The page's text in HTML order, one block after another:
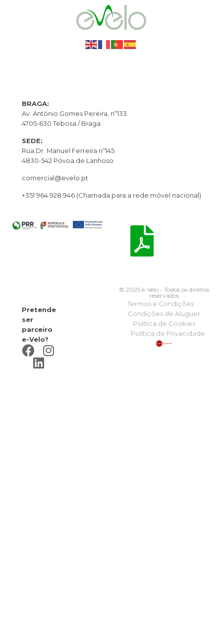
BRAGA:
Av. António Gomes Pereira, nº133
4705-630 Tebosa / Braga
SEDE:
Rua Dr. Manuel Ferreira nº145
4830-542 Póvoa de Lanhoso
comercial@evelo.pt
+351 964 928 946 (Chamada para a rede móvel nacional)
Pretende
ser
parceiro
e-Velo?
© 2025 e-Velo - Todos os direitos
reservados
Termos e Condições
Condições de Aluguer
Política de Cookies
Política de Privacidade